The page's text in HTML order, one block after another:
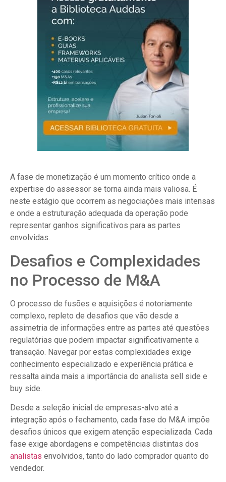
A fase de monetização é um momento crítico onde a
expertise do assessor se torna ainda mais valiosa. É
neste estágio que ocorrem as negociações mais intensas
e onde a estruturação adequada da operação pode
representar ganhos significativos para as partes
envolvidas.
Desafios e Complexidades
no Processo de M&A
O processo de fusões e aquisições é notoriamente
complexo, repleto de desafios que vão desde a
assimetria de informações entre as partes até questões
regulatórias que podem impactar significativamente a
transação. Navegar por estas complexidades exige
conhecimento especializado e experiência prática e
ressalta ainda mais a importância do analista sell side e
buy side.
Desde a seleção inicial de empresas-alvo até a
integração após o fechamento, cada fase do M&A impõe
desafios únicos que exigem atenção especializada. Cada
fase exige abordagens e competências distintas dos
analistas envolvidos, tanto do lado comprador quanto do
vendedor.